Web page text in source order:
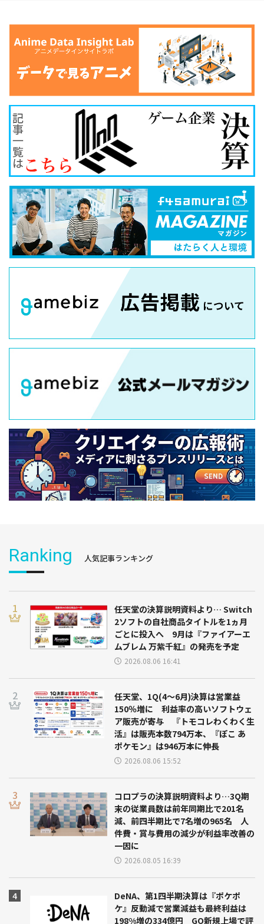
Ranking 人気記事ランキング
任天堂の決算説明資料より… Switch
2ソフトの自社商品タイトルを1ヵ月
ごとに投入へ 9月は『ファイアーエ
ムブレム 万紫千紅』の発売を予定
2026.08.06 16:41
任天堂、1Q(4～6月)決算は営業益
150％増に 利益率の高いソフトウェ
ア販売が寄与 『トモコレわくわく生
活』は販売本数794万本、『ぽこ あ
ポケモン』は946万本に伸長
2026.08.06 15:52
コロプラの決算説明資料より…3Q期
末の従業員数は前年同期比で201名
減、前四半期比で7名増の965名 人
件費・賞与費用の減少が利益率改善の
一因に
2026.08.05 16:39
DeNA、第1四半期決算は『ポケポ
ケ』反動減で営業減益も最終利益は
198%増の334億円 GO新規上場で評